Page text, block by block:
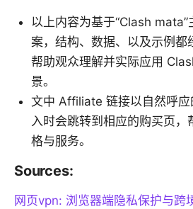
以上内容为基于“Clash
案，结构、数据、以及示例都
帮助观众理解并实际应用
景。
文中 Affiliate 链接以自然呼应
入时会跳转到相应的购买页，
格与服务。
Sources:
网页vpn: 浏览器端隐私保护与跨